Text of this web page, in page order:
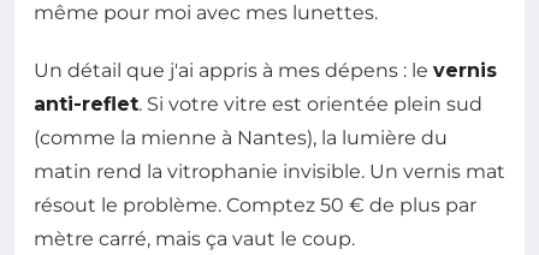
même pour moi avec mes lunettes.
Un détail que j'ai appris à mes dépens : le vernis
anti-reflet. Si votre vitre est orientée plein sud
(comme la mienne à Nantes), la lumière du
matin rend la vitrophanie invisible. Un vernis mat
résout le problème. Comptez 50 € de plus par
mètre carré, mais ça vaut le coup.